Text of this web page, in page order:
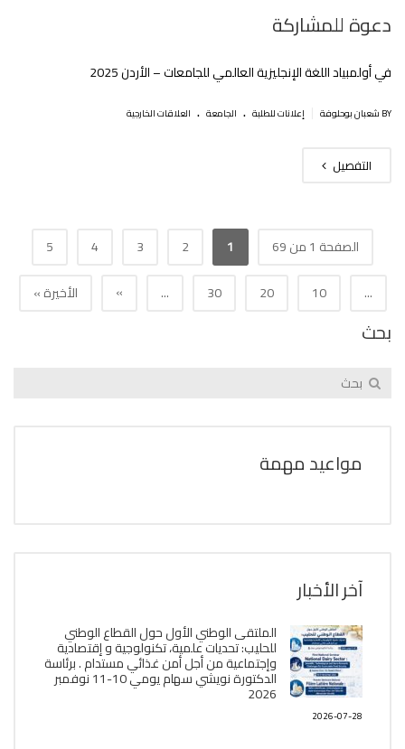
دعوة للمشاركة ‎
في أولمبياد اللغة الإنجليزية العالمي للجامعات – الأردن 2025
BY شعبان بوحلوفة إعلانات للطلبة . الجامعة . العلاقات الخارجية
التفصيل
الصفحة 1 من 69 1
2
3
4
5
...
10
20
30
...
» الأخيرة »
بحث
مواعيد مهمة
آخر الأخبار
الملتقى الوطني الأول حول القطاع الوطني
للحليب: تحديات علمية، تكنولوجية و إقتصادية
وإجتماعية من أجل أمن غذائي مستدام . برئاسة
الدكتورة نويشي سهام يومي 10-11 نوفمبر
2026
2026-07-28